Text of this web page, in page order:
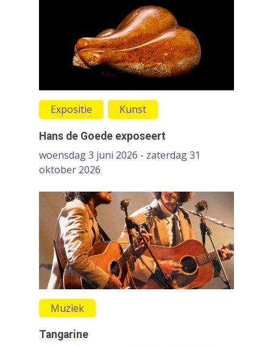
Expositie Kunst
Hans de Goede exposeert
woensdag 3 juni 2026 - zaterdag 31
oktober 2026
Muziek
Tangarine
Wie zijn wij
Circus
Cultureel erfgoed
Dans
Festivals &
Film & Podia
Muziek
Theater
VolksUniversiteit